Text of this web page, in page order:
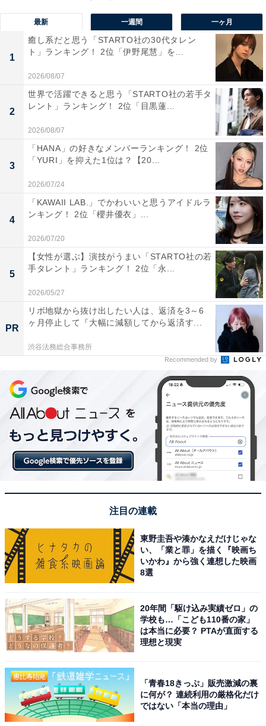
プやラジオなどがヒットし、家電メーカーとしての地位
を確立しました。テレビでは「ビエラ」ブランドが有
名。「マイクロレンズ有機EL」など、優れた映像体験を
実現する最新技術も魅力ですが、地震の揺れに対応する
独自の「転倒防止スタンド」を搭載している点もポイン
トです。
自由回答を見ると、「TVだけではなく、Panasonicの製
品自体が壊れにくいです」（50代／大阪府）や、「パナ
ソニックは多くの製品を作っており、他の製品で使って
いる技術も取り入れているため」（20代／島根県）、
「パイオニアが撤退後パナソニックのみの使用であるが
10年は余裕で持つので」（40代／秋田県）といったコメ
専門家は結果をこう見る！
●安蔵さんのコメント
「パナソニックのテレビが『壊れにくい』とされる理由
は、同社の長年にわたる技術開発と製品の信頼性にある
のではないかと考えられます。
パナソニックは100年以上にわたって家電業界において
多岐にわたる製品を展開しており、これまでの経験から
得られた技術は、テレビにもしっかり反映されていま
す。このような技術的積み重ねが、堅牢（けんろう）な
製品を生み出す基盤となっているのです。例えば、パナ
ソニックは自社の製造ラインでの厳密な品質管理を徹底
最新 一週間 一ヶ月
1
癒し系だと思う「STARTO社の30代タレン
ト」ランキング！ 2位「伊野尾慧」を...
2026/08/07
2
世界で活躍できると思う「STARTO社の若手タ
レント」ランキング！ 2位「目黒蓮...
2026/08/07
3
「HANA」の好きなメンバーランキング！ 2位
「YURI」を抑えた1位は？【20...
2026/07/24
4
「KAWAII LAB.」でかわいいと思うアイドルラ
ンキング！ 2位「櫻井優衣」...
2026/07/20
5
【女性が選ぶ】演技がうまい「STARTO社の若
手タレント」ランキング！ 2位「永...
2026/05/27
PR
リボ地獄から抜け出したい人は、返済を3～6
ヶ月停止して『大幅に減額してから返済す...
渋谷法務総合事務所
Recommended by
注目の連載
東野圭吾や湊かなえだけじゃな
い、「業と罪」を描く『映画ち
いかわ』から強く連想した映画
8選
20年間「駆け込み実績ゼロ」の
学校も…「こども110番の家」
は本当に必要？ PTAが直面する
理想と現実
「青春18きっぷ」販売激減の裏
に何が？ 連続利用の厳格化だけ
ではない「本当の理由」